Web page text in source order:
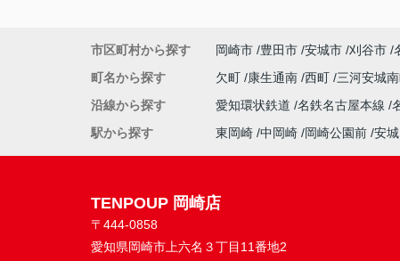
市区町村から探す 岡崎市 豊田市 安城市 刈谷市
町名から探す
欠町 康生通南 西町 三河安城
沿線から探す
愛知環状鉄道 名鉄名古屋本線
駅から探す
東岡崎 中岡崎 岡崎公園前 安城
TENPOUP 岡崎店
〒444-0858
愛知県岡崎市上六名３丁目11番地2